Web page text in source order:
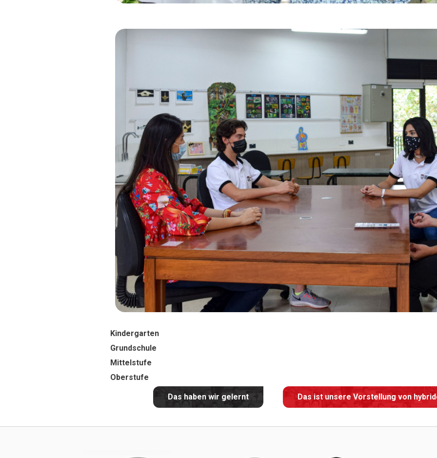
Kindergarten
Grundschule
Mittelstufe
Oberstufe
Das haben wir gelernt Das ist unsere Vorstellung von